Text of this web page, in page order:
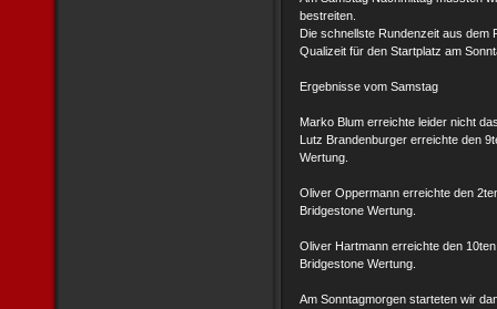
bestreiten.
Die schnellste Rundenzeit aus dem
Qualizeit für den Startplatz am
Ergebnisse vom Samstag
Marko Blum erreichte leider nicht
Lutz Brandenburger erreichte den
Wertung.
Oliver Oppermann erreichte den
Bridgestone Wertung.
Oliver Hartmann erreichte den
Bridgestone Wertung.
Am Sonntagmorgen starteten wir